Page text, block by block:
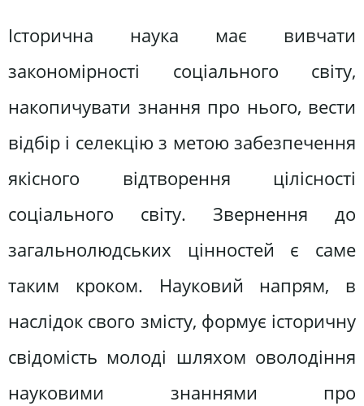
Історична наука має вивчати
закономірності соціального світу,
накопичувати знання про нього, вести
відбір і селекцію з метою забезпечення
якісного відтворення цілісності
соціального світу. Звернення до
загальнолюдських цінностей є саме
таким кроком. Науковий напрям, в
наслідок свого змісту, формує історичну
свідомість молоді шляхом оволодіння
науковими знаннями про